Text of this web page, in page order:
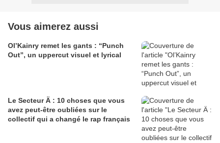
Vous aimerez aussi
Ol’Kainry remet les gants : “Punch
Out”, un uppercut visuel et lyrical
Le Secteur Ä : 10 choses que vous
avez peut-être oubliées sur le
collectif qui a changé le rap français